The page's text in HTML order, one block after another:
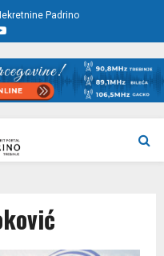
Padrino
Youtube